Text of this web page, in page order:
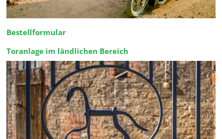
Bestellformular
Toranlage im ländlichen Bereich